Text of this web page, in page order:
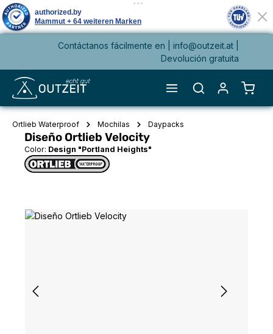
principalContáctanos fácilmente en | info@outzeit.at
Devolución gratuita
El
Ortlieb Waterproof Mochilas Daypacks
Diseño Ortlieb Velocity
Color: Design "Portland Heights"
Omitir galería de imágenes